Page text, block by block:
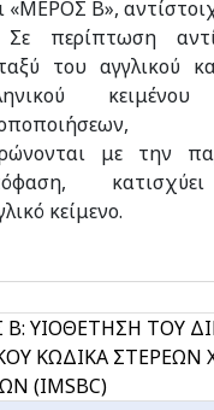
«ΜΕΡΟΣ Β»,
περίπτωση
του αγγλικού
με την
κείμενο.
Β: ΥΙΟΘΕΤΗΣΗ ΤΟΥ
ΚΩΔΙΚΑ ΣΤΕΡΕΩΝ
(IMSBC)